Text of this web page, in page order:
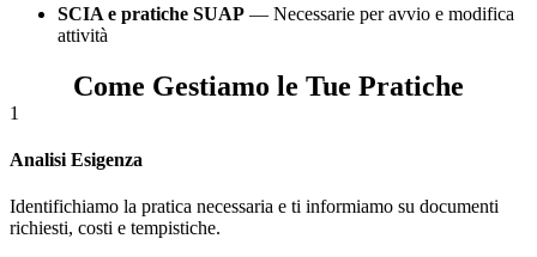
SCIA e pratiche SUAP — Necessarie per avvio e modifica
attività
Come Gestiamo le Tue Pratiche
1
Analisi Esigenza
Identifichiamo la pratica necessaria e ti informiamo su documenti
richiesti, costi e tempistiche.